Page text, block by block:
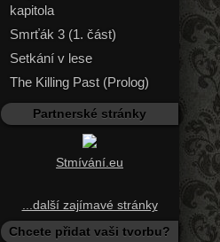
kapitola
Smrťák 3 (1. část)
Setkání v lese
The Killing Past (Prolog)
Partnerské stránky
Stmívání.eu
...další zajímavé stránky
Chcete přidat vaši tvorbu?